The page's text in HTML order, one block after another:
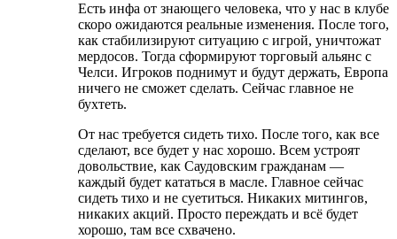
Есть инфа от знающего человека, что у нас в клубе
скоро ожидаются реальные изменения. После того,
как стабилизируют ситуацию с игрой, уничтожат
мердосов. Тогда сформируют торговый альянс с
Челси. Игроков поднимут и будут держать, Европа
ничего не сможет сделать. Сейчас главное не
бухтеть.
От нас требуется сидеть тихо. После того, как все
сделают, все будет у нас хорошо. Всем устроят
довольствие, как Саудовским гражданам —
каждый будет кататься в масле. Главное сейчас
сидеть тихо и не суетиться. Никаких митингов,
никаких акций. Просто переждать и всё будет
хорошо, там все схвачено.